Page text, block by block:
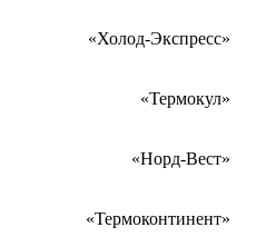
«Холод-Экспресс»
«Термокул»
«Норд-Вест»
«Термоконтинент»